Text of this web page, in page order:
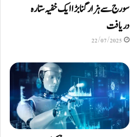
سورج سے ہزار گنا بڑا ایک خفیہ ستارہ
دریافت
22/07/2025